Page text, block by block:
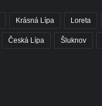
Krásná Lípa Loreta
Česká Lípa Šluknov